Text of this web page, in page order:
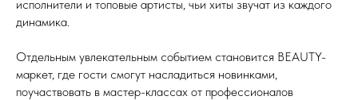
исполнители и топовые артисты, чьи хиты звучат из каждого
динамика.
Отдельным увлекательным событием становится BEAUTY-
маркет, где гости смогут насладиться новинками,
поучаствовать в мастер-классах от профессионалов